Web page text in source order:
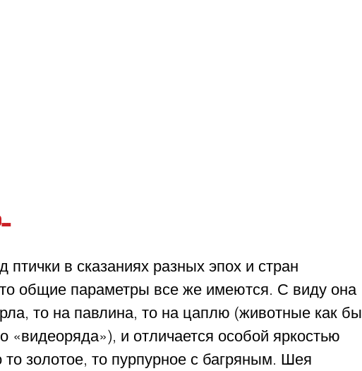
птички в сказаниях разных эпох и стран
общие параметры все же имеются. С виду она
то на павлина, то на цаплю (животные как бы
«видеоряда»), и отличается особой яркостью
золотое, то пурпурное с багряным. Шея